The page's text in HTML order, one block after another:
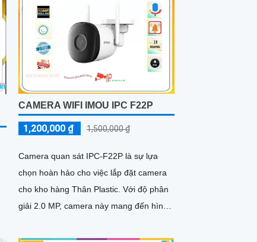
CAMERA WIFI IMOU IPC F22P
1,200,000 ₫ 1,500,000 ₫
Camera quan sát IPC-F22P là sự lựa
chọn hoàn hảo cho việc lắp đặt camera
cho kho hàng Thân Plastic. Với độ phân
giải 2.0 MP, camera này mang đến hình